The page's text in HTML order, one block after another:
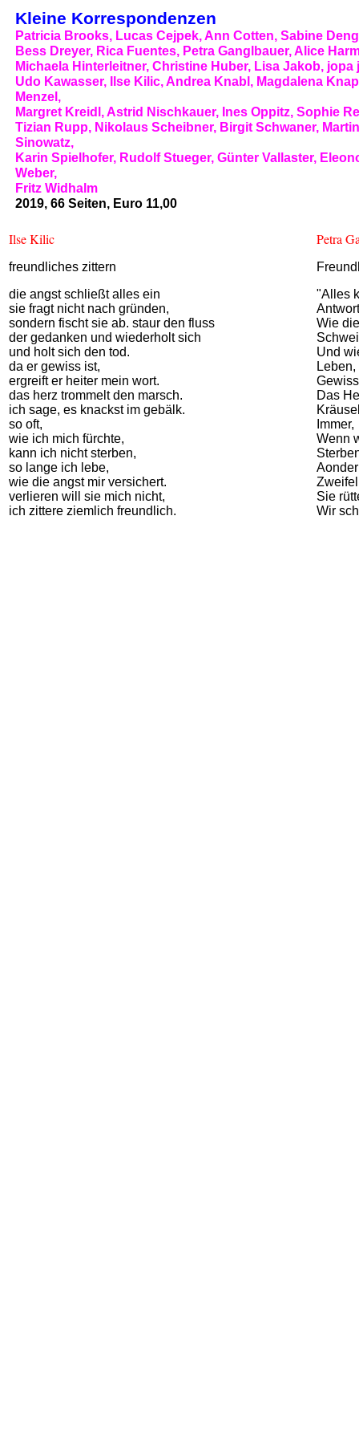
Kleine Korrespondenzen
Patricia Brooks, Lucas Cejpek, Ann Cotten, Sabine
Bess Dreyer, Rica Fuentes, Petra Ganglbauer, Alice
Michaela Hinterleitner, Christine Huber, Lisa Jakob, jopa
Udo Kawasser, Ilse Kilic, Andrea Knabl, Magdalena
Menzel,
Margret Kreidl, Astrid Nischkauer, Ines Oppitz, Sophie
Tizian Rupp, Nikolaus Scheibner, Birgit Schwaner,
Sinowatz,
Karin Spielhofer, Rudolf Stueger, Günter Vallaster,
Weber,
Fritz Widhalm
2019, 66 Seiten, Euro 11,00
Ilse Kilic
freundliches zittern
die angst schließt alles ein
sie fragt nicht nach gründen,
sondern fischt sie ab. staur den fluss
der gedanken und wiederholt sich
und holt sich den tod.
da er gewiss ist,
ergreift er heiter mein wort.
das herz trommelt den marsch.
ich sage, es knackst im gebälk.
so oft,
wie ich mich fürchte,
kann ich nicht sterben,
so lange ich lebe,
wie die angst mir versichert.
verlieren will sie mich nicht,
ich zittere ziemlich freundlich.
Petra
"Alles
Wie
Und
Das
Immer,
Wenn
Sie
Wir